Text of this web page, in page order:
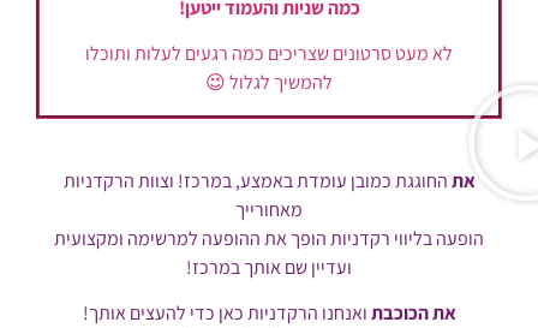
כמה שניות והעמוד ייטען!
לא מעט סרטונים שצריכים כמה רגעים לעלות ותוכלו
להמשיך לגלול 😉
אתהחוגגת כמובן עומדת באמצע, במרכז! וצוות הרקדניות
מאחורייך
הופעה בליווי רקדניות הופך את ההופעה למרשימה ומקצועית
ועדיין שם אותך במרכז!
את הכוכבתואנחנו הרקדניות כאן כדי להעצים אותך!